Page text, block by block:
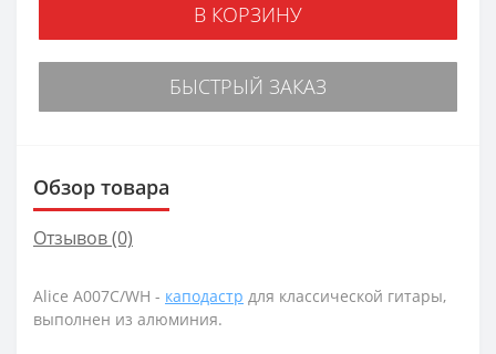
В КОРЗИНУ
БЫСТРЫЙ ЗАКАЗ
Обзор товара
Отзывов (0)
Alice A007C/WH - каподастр для классической гитары,
выполнен из алюминия.